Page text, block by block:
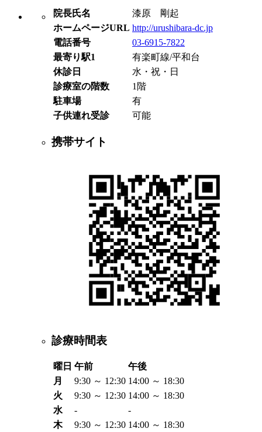
院長氏名
漆原 剛起
ホームページURL http://urushibara-dc.jp
電話番号
03-6915-7822
最寄り駅1
有楽町線/平和台
休診日
水・祝・日
診療室の階数
1階
駐車場
有
子供連れ受診
可能
携帯サイト
診療時間表
曜日 午前
午後
月
9:30 ～ 12:30 14:00 ～ 18:30
火
9:30 ～ 12:30 14:00 ～ 18:30
水
-
-
木
9:30 ～ 12:30 14:00 ～ 18:30